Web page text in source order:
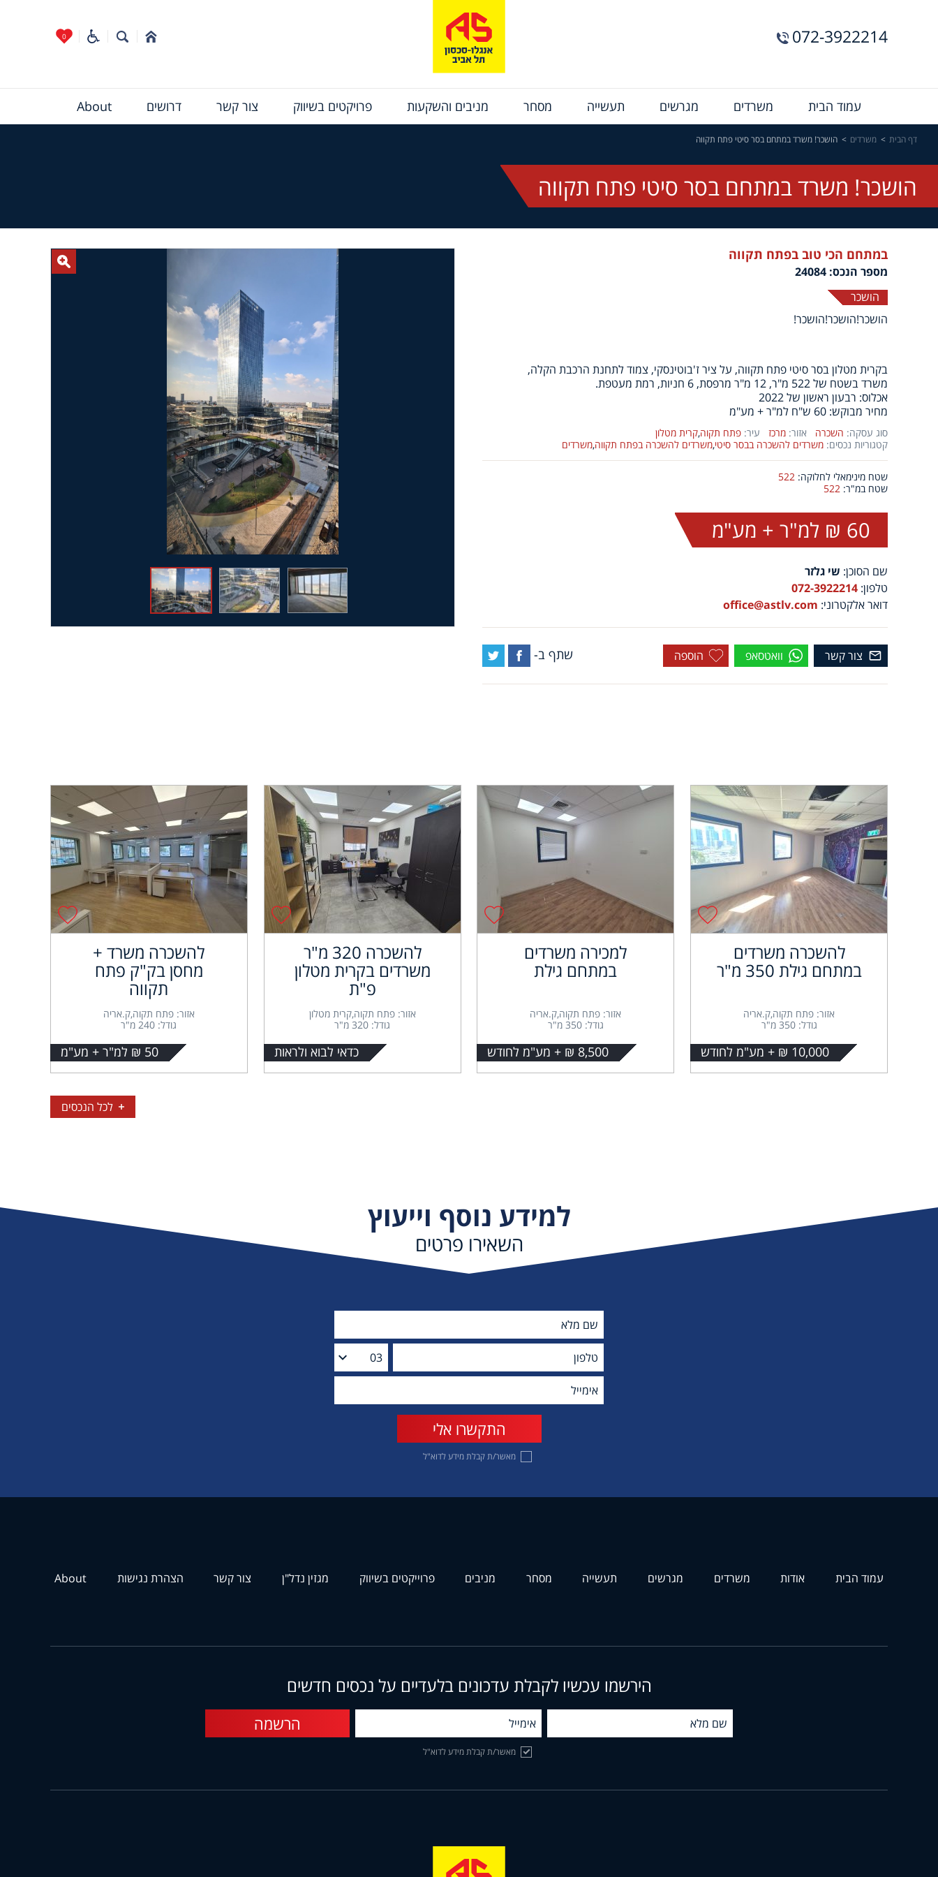
072-3922214
0
עמוד הבית משרדים מגרשים תעשייה מסחר מניבים והשקעות פרויקטים בשיווק צור קשר דרושים About
דף הבית משרדים הושכר! משרד במתחם בסר סיטי פתח תקווה
הושכר! משרד במתחם בסר סיטי פתח תקווה
במתחם הכי טוב בפתח תקווה
מספר הנכס: 24084
הושכר
הושכר!הושכר!הושכר!
בקרית מטלון בסר סיטי פתח תקווה, על ציר ז'בוטינסקי, צמוד לתחנת הרכבת הקלה,
משרד בשטח של 522 מ"ר, 12 מ"ר מרפסת, 6 חניות, רמת מעטפת.
אכלוס: רבעון ראשון של 2022
מחיר מבוקש: 60 ש"ח למ"ר + מע"מ
סוג עסקה: השכרה אזור: מרכז עיר: פתח תקוה,קרית מטלון
קטגוריות נכסים: משרדים להשכרה בבסר סיטי,משרדים להשכרה בפתח תקווה,משרדים
שטח מינימאלי לחלוקה: 522
שטח במ"ר: 522
60 ₪ למ"ר + מע"מ
שם הסוכן: שי גלזר
טלפון: 072-3922214
דואר אלקטרוני: office@astlv.com
צור קשר וואטסאפ הוספה שתף ב-
להשכרה משרדים
במתחם גילת 350 מ"ר
אזור: פתח תקוה,ק.אריה
גודל: 350 מ"ר
10,000 ₪ + מע"מ לחודש
למכירה משרדים
במתחם גילת
אזור: פתח תקוה,ק.אריה
גודל: 350 מ"ר
8,500 ₪ + מע"מ לחודש
להשכרה 320 מ"ר
משרדים בקרית מטלון
פ"ת
אזור: פתח תקוה,קרית מטלון
גודל: 320 מ"ר
כדאי לבוא ולראות
להשכרה משרד +
מחסן בק"ק פתח
תקווה
אזור: פתח תקוה,ק.אריה
גודל: 240 מ"ר
50 ₪ למ"ר + מע"מ
לכל הנכסים
למידע נוסף וייעוץ
השאירו פרטים
מאשר/ת קבלת מידע לדוא"ל
עמוד הבית אודות משרדים מגרשים תעשייה מסחר מניבים פרוייקטים בשיווק מגזין נדל"ן צור קשר הצהרת נגישות About
הירשמו עכשיו לקבלת עדכונים בלעדיים על נכסים חדשים
מאשר/ת קבלת מידע לדוא"ל